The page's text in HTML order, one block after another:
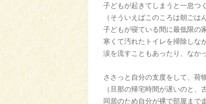
子どもが起きてしまうと一息つ
（そういえばこのころは朝ごは
子どもが寝ている間に最低限の家
寒くて汚れたトイレを掃除しな
涙を流すこともあったり、なか
ささっと自分の支度をして、荷
（旦那の帰宅時間が遅いのと、
同居のため自分が裸で部屋まで